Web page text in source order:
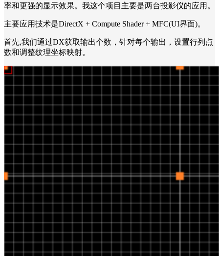
率和更强的显示效果。我这个项目主要是两台投影仪的应用。
主要应用技术是DirectX + Compute Shader + MFC(UI界面)。
首先,我们通过DX获取输出个数，针对每个输出，设置行列点
数和调整纹理坐标映射。